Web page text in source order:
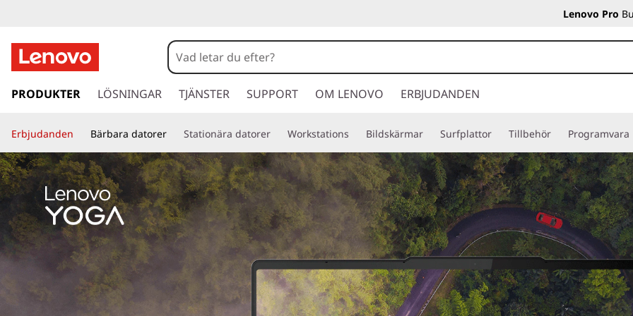
Lenovo Pro
o
a
i
d
a
r
t
i
l
PRODUKTER LÖSNINGAR TJÄNSTER SUPPORT OM LENOVO ERBJUDANDEN
Erbjudanden Bärbara datorer Stationära datorer Workstations Bildskärmar Surfplattor Tillbehör Programvara